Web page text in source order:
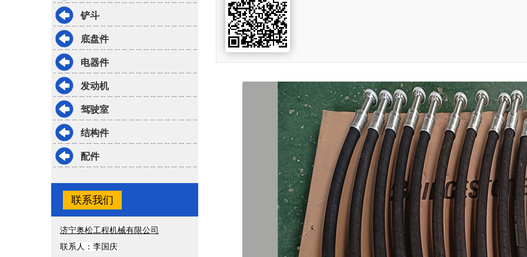
铲斗
底盘件
电器件
发动机
驾驶室
结构件
配件
联系我们
济宁奥松工程机械有限公司
联系人：李国庆